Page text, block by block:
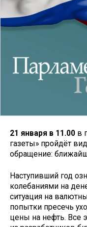
21 января в 11.00 в
газеты» пройдёт
обращение:
Наступивший год
колебаниями на
ситуация на
попытки пресечь
цены на нефть. Все